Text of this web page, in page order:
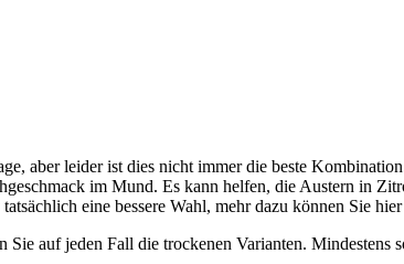
aber leider ist dies nicht immer die beste
im Mund. Es kann helfen, die Austern in
eine bessere Wahl, mehr dazu können Sie hier
auf jeden Fall die trockenen Varianten. Mindestens